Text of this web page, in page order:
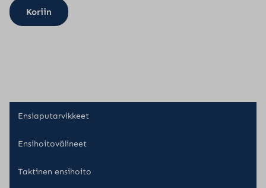
Koriin
Ensiaputarvikkeet
Ensihoitovälineet
Taktinen ensihoito